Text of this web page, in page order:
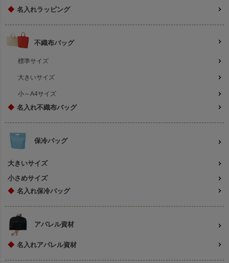
◆ 名入れラッピング
不織布バッグ
標準サイズ
大きいサイズ
小～A4サイズ
◆ 名入れ不織布バッグ
保冷バッグ
大きいサイズ
小さめサイズ
◆ 名入れ保冷バッグ
アパレル資材
◆ 名入れアパレル資材